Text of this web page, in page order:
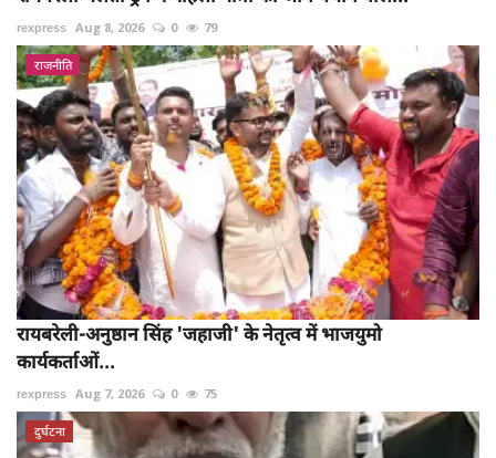
rexpress Aug 8, 2026 0 79
राजनीति
रायबरेली-अनुष्ठान सिंह 'जहाजी' के नेतृत्व में भाजयुमो
कार्यकर्ताओं...
rexpress Aug 7, 2026 0 75
दुर्घटना